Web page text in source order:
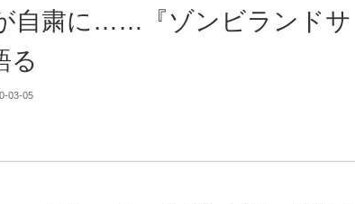
自粛に……『ゾンビランドサ
る
03-05